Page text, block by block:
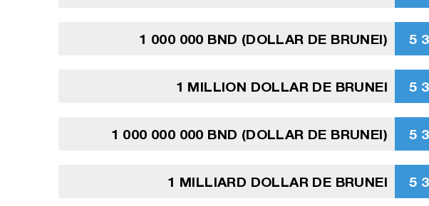
1 000 000 BND (DOLLAR DE BRUNEI) 5
1 MILLION DOLLAR DE BRUNEI 5
1 000 000 000 BND (DOLLAR DE BRUNEI) 5
1 MILLIARD DOLLAR DE BRUNEI 5